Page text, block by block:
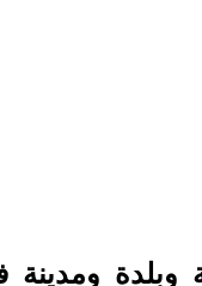
في سجل النكبة 530 اسما لقرية